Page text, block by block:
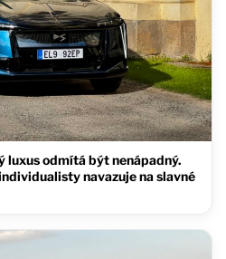
luxus odmítá být nenápadný.
navazuje na slavné